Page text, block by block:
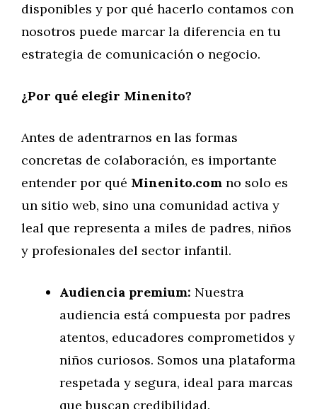
disponibles y por qué hacerlo contamos con
nosotros puede marcar la diferencia en tu
estrategia de comunicación o negocio.
¿Por qué elegir Minenito?
Antes de adentrarnos en las formas
concretas de colaboración, es importante
entender por qué Minenito.com no solo es
un sitio web, sino una comunidad activa y
leal que representa a miles de padres, niños
y profesionales del sector infantil.
Audiencia premium: Nuestra
audiencia está compuesta por padres
atentos, educadores comprometidos y
niños curiosos. Somos una plataforma
respetada y segura, ideal para marcas
que buscan credibilidad.